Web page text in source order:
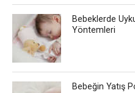
Bebeklerde
Yöntemleri
Bebeğin Yatış